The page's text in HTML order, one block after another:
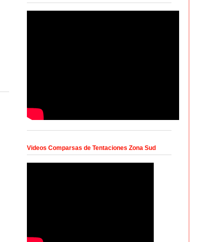
Videos Comparsas de Tentaciones Zona Sud